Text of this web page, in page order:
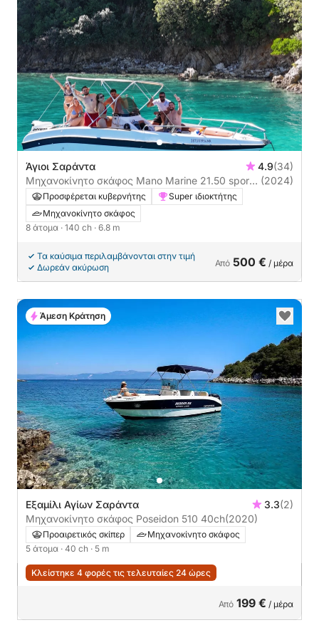
Άγιοι Σαράντα 4.9(34)
Μηχανοκίνητο σκάφος Mano Marine 21.50 sport
fish 140ch
(2024)
Προσφέρεται κυβερνήτης
Super ιδιοκτήτης
Μηχανοκίνητο σκάφος
8 άτομα · 140 ch · 6.8 m
Τα καύσιμα περιλαμβάνονται στην τιμή
Δωρεάν ακύρωση
Από 500 € / μέρα
Εξαμίλι Αγίων Σαράντα 3.3(2)
Μηχανοκίνητο σκάφος Poseidon 510 40ch(2020)
Προαιρετικός σκίπερ
Μηχανοκίνητο σκάφος
5 άτομα · 40 ch · 5 m
Κλείστηκε 4 φορές τις τελευταίες 24 ώρες
Από 199 € / μέρα
Άμεση Κράτηση